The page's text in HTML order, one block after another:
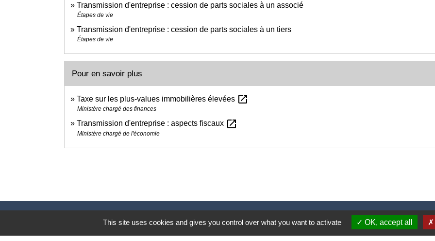
Transmission d'entreprise : cession de parts sociales à un associé
Étapes de vie
Transmission d'entreprise : cession de parts sociales à un tiers
Étapes de vie
Pour en savoir plus
Taxe sur les plus-values immobilières élevées open_in_new
Ministère chargé des finances
Transmission d'entreprise : aspects fiscaux open_in_new
Ministère chargé de l'économie
Nous contacter
Commune de Puylaurens
This site uses cookies and gives you control over what you want to activate OK, accept all